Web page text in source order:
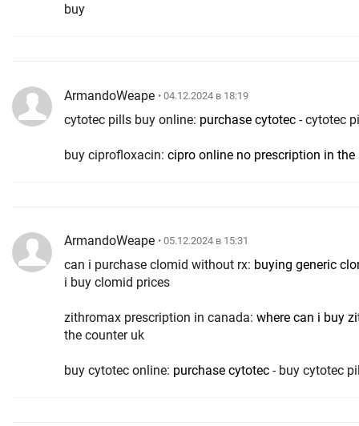
buy
ArmandoWeape • 04.12.2024 в 18:19
cytotec pills buy online: purchase cytotec - cytotec
buy ciprofloxacin: cipro online no prescription in the
ArmandoWeape • 05.12.2024 в 15:31
can i purchase clomid without rx: buying generic
i buy clomid prices
zithromax prescription in canada: where can i buy
the counter uk
buy cytotec online: purchase cytotec - buy cytotec